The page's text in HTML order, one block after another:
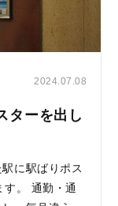
2024.07.08
ターを出し
に駅ばりポス
。 通勤・通